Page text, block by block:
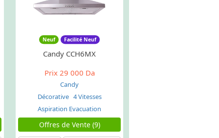
Neuf Facilité Neuf
Candy CCH6MX
Prix29 000 Da
Candy
Décorative 4 Vitesses
Aspiration Evacuation
Offres de Vente (9)